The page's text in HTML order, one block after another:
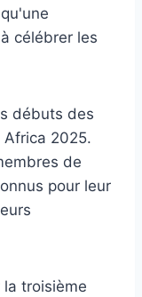
célébrer les
débuts des
Africa 2025.
de
pour leur
troisième